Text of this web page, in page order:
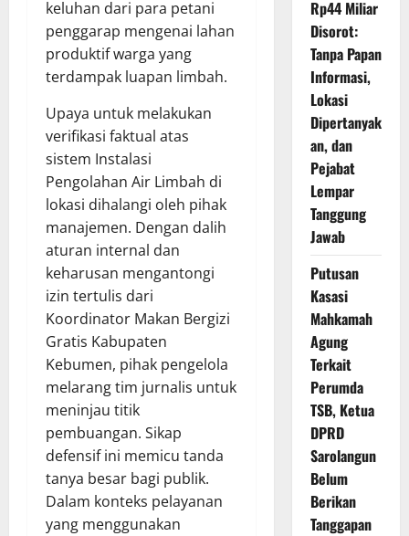
keluhan dari para petani
penggarap mengenai lahan
produktif warga yang
terdampak luapan limbah.
Upaya untuk melakukan
verifikasi faktual atas
sistem Instalasi
Pengolahan Air Limbah di
lokasi dihalangi oleh pihak
manajemen. Dengan dalih
aturan internal dan
keharusan mengantongi
izin tertulis dari
Koordinator Makan Bergizi
Gratis Kabupaten
Kebumen, pihak pengelola
melarang tim jurnalis untuk
meninjau titik
pembuangan. Sikap
defensif ini memicu tanda
tanya besar bagi publik.
Dalam konteks pelayanan
yang menggunakan
Rp44 Miliar
Disorot:
Tanpa Papan
Informasi,
Lokasi
Dipertanyak
an, dan
Pejabat
Lempar
Tanggung
Jawab
Putusan
Kasasi
Mahkamah
Agung
Terkait
Perumda
TSB, Ketua
DPRD
Sarolangun
Belum
Berikan
Tanggapan